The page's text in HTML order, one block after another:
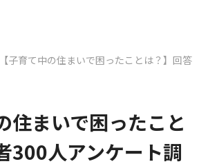
【子育て中の住まいで困ったことは？】回答
住まいで困ったこと
300人アンケート調